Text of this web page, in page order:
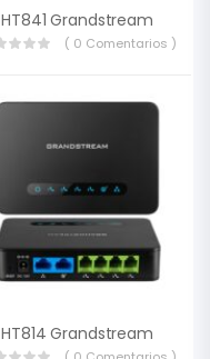
HT841 Grandstream
( 0 Comentarios )
HT814 Grandstream